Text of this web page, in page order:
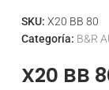
SKU: X20 BB 80
Categoría: B&R
X20 BB